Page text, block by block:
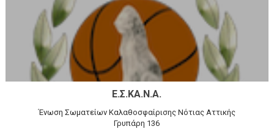
Ε.Σ.ΚΑ.Ν.Α.
Ένωση Σωματείων Καλαθοσφαίρισης Νότιας Αττικής
Γρυπάρη 136